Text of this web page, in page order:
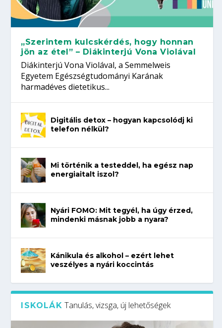
„Szerintem kulcskérdés, hogy honnan
jön az étel” – Diákinterjú Vona Violával
Diákinterjú Vona Violával, a Semmelweis
Egyetem Egészségtudományi Karának
harmadéves dietetikus...
Digitális detox – hogyan kapcsolódj ki
telefon nélkül?
Mi történik a testeddel, ha egész nap
energiaitalt iszol?
Nyári FOMO: Mit tegyél, ha úgy érzed,
mindenki másnak jobb a nyara?
Kánikula és alkohol – ezért lehet
veszélyes a nyári koccintás
ISKOLÁK Tanulás, vizsga, új lehetőségek